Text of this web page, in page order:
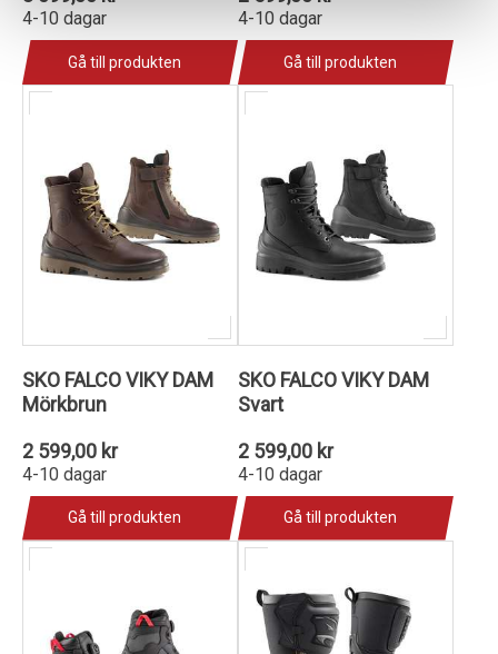
4-10 dagar
Gå till produkten
4-10 dagar
Gå till produkten
SKO FALCO VIKY DAM
Mörkbrun
2 599,00 kr
4-10 dagar
Gå till produkten
SKO FALCO VIKY DAM
Svart
2 599,00 kr
4-10 dagar
Gå till produkten